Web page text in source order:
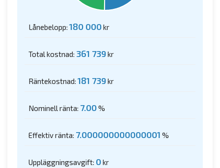
Lånebelopp: 180 000kr
Total kostnad: 361 739kr
Räntekostnad: 181 739kr
Nominell ränta: 7.00%
Effektiv ränta: 7.000000000000001 %
Uppläggningsavgift: 0kr